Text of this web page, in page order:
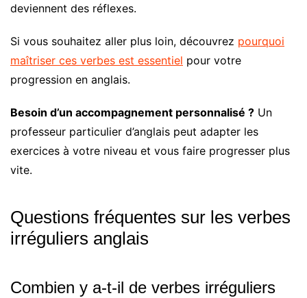
deviennent des réflexes.
Si vous souhaitez aller plus loin, découvrez pourquoi
maîtriser ces verbes est essentiel pour votre
progression en anglais.
Besoin d’un accompagnement personnalisé ? Un
professeur particulier d’anglais peut adapter les
exercices à votre niveau et vous faire progresser plus
vite.
Questions fréquentes sur les verbes
irréguliers anglais
Combien y a-t-il de verbes irréguliers